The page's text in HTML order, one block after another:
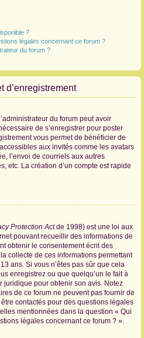
?
légales concernant ce forum ?
du forum ?
d’enregistrement
du forum peut avoir
de s’enregistrer pour poster
vous permet de bénéficier de
aux invités comme les avatars
l’envoi de courriels aux autres
etc. La création d’un compte est rapide
Protection Actde 1998) est une loi aux
pouvant recueillir des informations de
obtenir le consentement écrit des
collecte de ces informations permettant
ans. Si vous n’êtes pas sûr que cela
enregistrez ou que quelqu’un le fait à
juridique pour obtenir son avis. Notez
de ce forum ne peuvent pas fournir de
contactés pour des questions légales
mentionnées dans la question « Qui
légales concernant ce forum ? ».